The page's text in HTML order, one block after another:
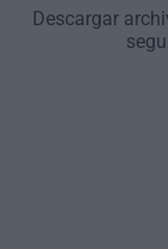
Descargar